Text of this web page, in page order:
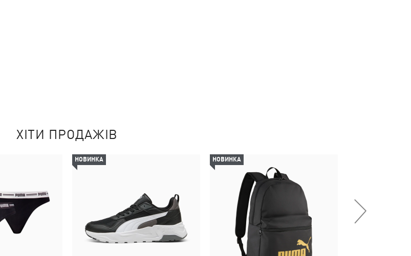
ХІТИ ПРОДАЖІВ
НОВИНКА НОВИНКА